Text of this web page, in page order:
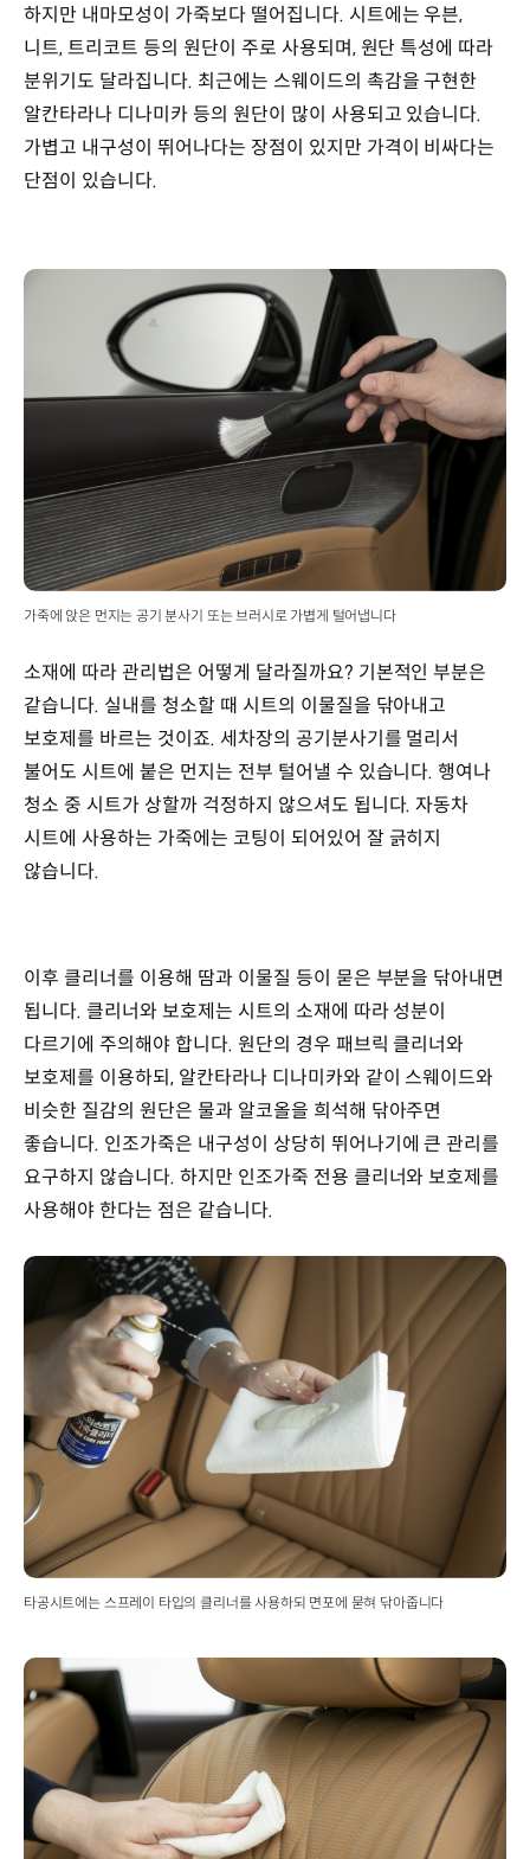
하지만 내마모성이 가죽보다 떨어집니다. 시트에는 우븐,
니트, 트리코트 등의 원단이 주로 사용되며, 원단 특성에 따라
분위기도 달라집니다. 최근에는 스웨이드의 촉감을 구현한
알칸타라나 디나미카 등의 원단이 많이 사용되고 있습니다.
가볍고 내구성이 뛰어나다는 장점이 있지만 가격이 비싸다는
단점이 있습니다.
가죽에 앉은 먼지는 공기 분사기 또는 브러시로 가볍게 털어냅니다
소재에 따라 관리법은 어떻게 달라질까요? 기본적인 부분은
같습니다. 실내를 청소할 때 시트의 이물질을 닦아내고
보호제를 바르는 것이죠. 세차장의 공기분사기를 멀리서
불어도 시트에 붙은 먼지는 전부 털어낼 수 있습니다. 행여나
청소 중 시트가 상할까 걱정하지 않으셔도 됩니다. 자동차
시트에 사용하는 가죽에는 코팅이 되어있어 잘 긁히지
않습니다.
이후 클리너를 이용해 땀과 이물질 등이 묻은 부분을 닦아내면
됩니다. 클리너와 보호제는 시트의 소재에 따라 성분이
다르기에 주의해야 합니다. 원단의 경우 패브릭 클리너와
보호제를 이용하되, 알칸타라나 디나미카와 같이 스웨이드와
비슷한 질감의 원단은 물과 알코올을 희석해 닦아주면
좋습니다. 인조가죽은 내구성이 상당히 뛰어나기에 큰 관리를
요구하지 않습니다. 하지만 인조가죽 전용 클리너와 보호제를
사용해야 한다는 점은 같습니다.
타공시트에는 스프레이 타입의 클리너를 사용하되 면포에 묻혀 닦아줍니다